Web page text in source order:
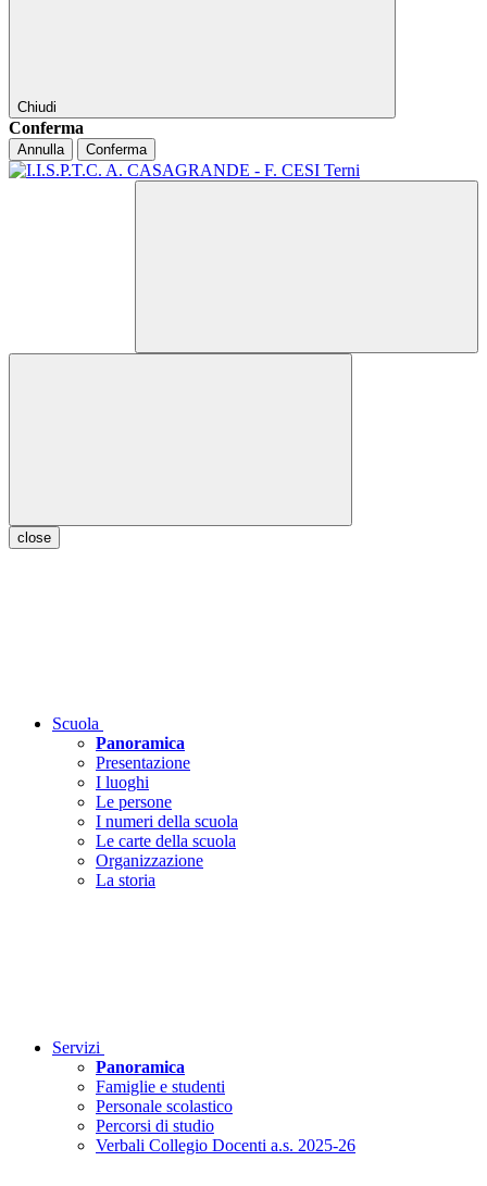
Chiudi
Conferma
Annulla Conferma
close
Scuola
Panoramica
Presentazione
I luoghi
Le persone
I numeri della scuola
Le carte della scuola
Organizzazione
La storia
Servizi
Panoramica
Famiglie e studenti
Personale scolastico
Percorsi di studio
Verbali Collegio Docenti a.s. 2025-26